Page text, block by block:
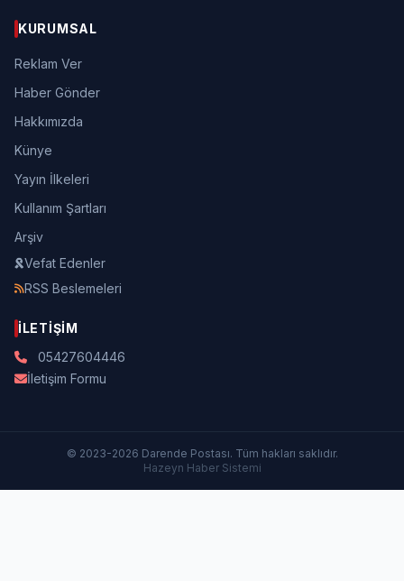
KURUMSAL
Reklam Ver
Haber Gönder
Hakkımızda
Künye
Yayın İlkeleri
Kullanım Şartları
Arşiv
Vefat Edenler
RSS Beslemeleri
İLETIŞIM
05427604446
İletişim Formu
© 2023-2026 Darende Postası. Tüm hakları saklıdır.
Hazeyn Haber Sistemi